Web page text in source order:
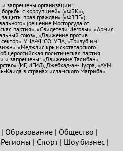
и запрещены организации:
с коррупцией» («ФБК»),
прав граждан» («ФЗПГ»),
(решение Мосгорсуда от
партия», «Свидетели Иеговы», «Армия
союз», «Движение против
УНА-УНСО, УПА, «Тризуб им.
«Меджлис крымскотатарского
политическая партия
и запрещены: «Движение Талибан»,
(ИГ, ИГИЛ), Джебхад-ан-Нусра, «АУМ
Каида в странах исламского Магриба».
| Образование| Общество |
Регионы | Спорт| Шоу бизнес|